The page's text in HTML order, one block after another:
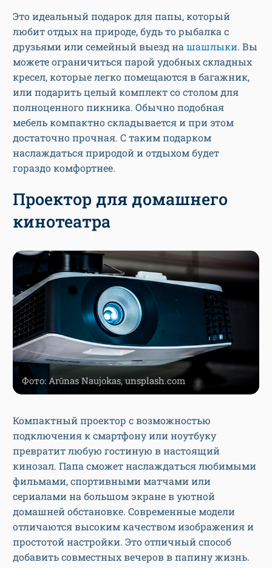
Это идеальный подарок для папы, который
любит отдых на природе, будь то рыбалка с
друзьями или семейный выезд на шашлыки. Вы
можете ограничиться парой удобных складных
кресел, которые легко помещаются в багажник,
или подарить целый комплект со столом для
полноценного пикника. Обычно подобная
мебель компактно складывается и при этом
достаточно прочная. С таким подарком
наслаждаться природой и отдыхом будет
гораздо комфортнее.
Проектор для домашнего
кинотеатра
Фото: Arūnas Naujokas, unsplash.com
Компактный проектор с возможностью
подключения к смартфону или ноутбуку
превратит любую гостиную в настоящий
кинозал. Папа сможет наслаждаться любимыми
фильмами, спортивными матчами или
сериалами на большом экране в уютной
домашней обстановке. Современные модели
отличаются высоким качеством изображения и
простотой настройки. Это отличный способ
добавить совместных вечеров в папину жизнь.